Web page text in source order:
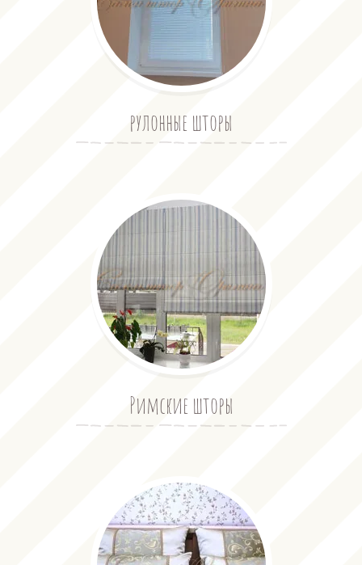
рулонные шторы
Римские шторы